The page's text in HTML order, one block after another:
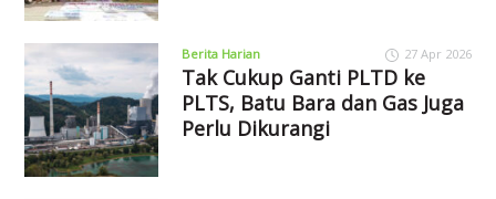
Berita Harian 27 Apr 2026
Tak Cukup Ganti PLTD ke
PLTS, Batu Bara dan Gas Juga
Perlu Dikurangi